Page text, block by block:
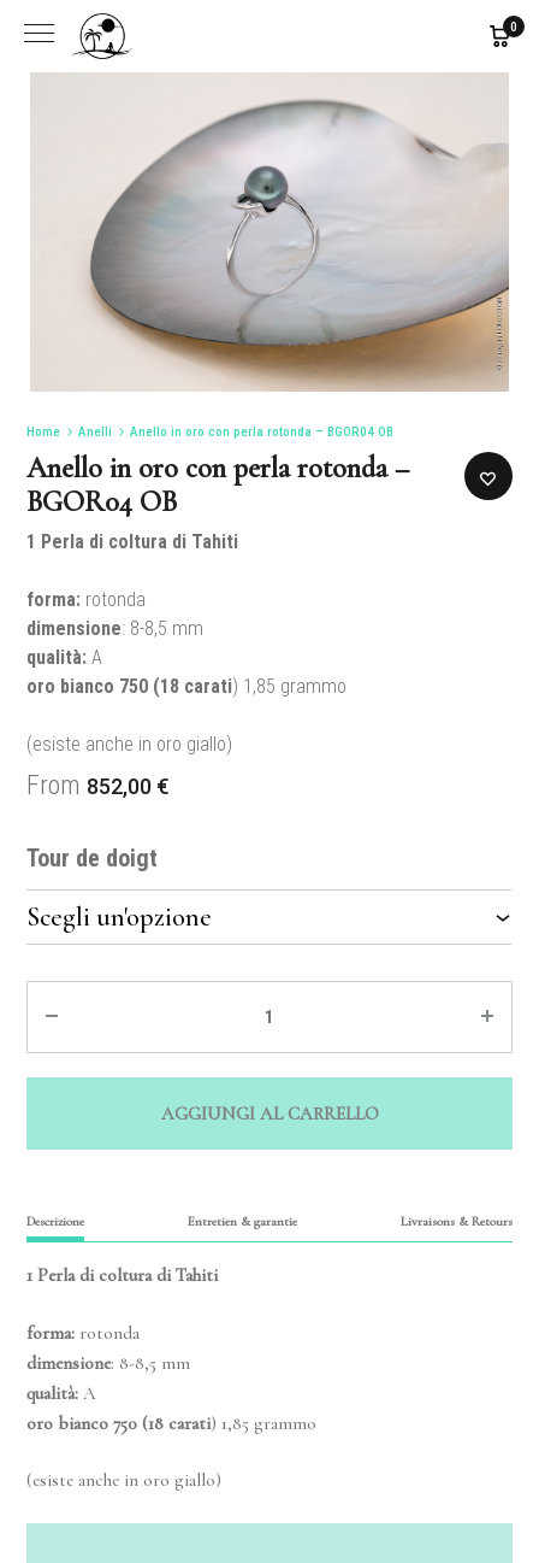
0
Home Anelli Anello in oro con perla rotonda – BGOR04 OB
Anello in oro con perla rotonda –
BGOR04 OB
1 Perla di coltura di Tahiti
forma: rotonda
dimensione: 8-8,5 mm
qualità: A
oro bianco 750 (18 carati) 1,85 grammo
(esiste anche in oro giallo)
From 852,00 €
Tour de doigt
AGGIUNGI AL CARRELLO
Descrizione Entretien & garantie Livraisons & Retours
1 Perla di coltura di Tahiti
forma: rotonda
dimensione: 8-8,5 mm
qualità: A
oro bianco 750 (18 carati) 1,85 grammo
(esiste anche in oro giallo)